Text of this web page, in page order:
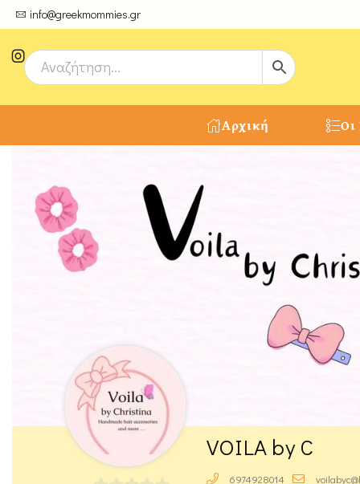
info@greekmommies.gr
μοναδικές δημιουργίες από τους Χειροτέχνες μας!
Αρχική
VOILA by C
6974928014